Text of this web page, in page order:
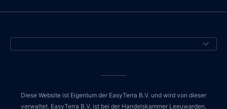
Diese Website ist Eigentum der EasyTerra B.V. und wird von dieser
verwaltet. EasyTerra B.V. ist bei der Handelskammer Leeuwarden,